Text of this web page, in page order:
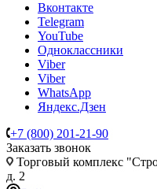
Вконтакте
Telegram
YouTube
Одноклассники
Viber
Viber
WhatsApp
Яндекс.Дзен
+7 (800) 201-21-90
Заказать звонок
Торговый комплекс
д. 2